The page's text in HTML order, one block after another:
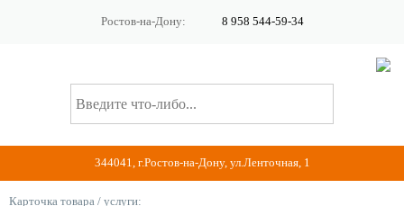
Ростов-на-Дону: 8 958 544-59-34
344041, г.Ростов-на-Дону, ул.Ленточная, 1
Карточка товара / услуги: